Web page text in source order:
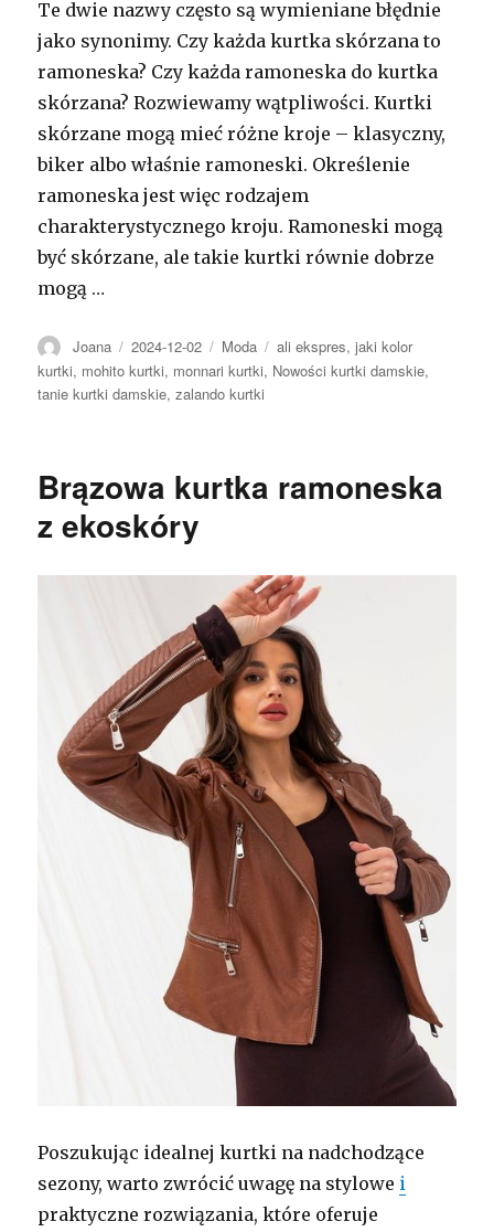
Te dwie nazwy często są wymieniane błędnie
jako synonimy. Czy każda kurtka skórzana to
ramoneska? Czy każda ramoneska do kurtka
skórzana? Rozwiewamy wątpliwości. Kurtki
skórzane mogą mieć różne kroje – klasyczny,
biker albo właśnie ramoneski. Określenie
ramoneska jest więc rodzajem
charakterystycznego kroju. Ramoneski mogą
być skórzane, ale takie kurtki równie dobrze
mogą …
Autor
Joana Opublikowano
2024-12-02 Kategorie
Moda Tagi
ali ekspres,jaki kolor
kurtki, mohito kurtki, monnari kurtki, Nowości kurtki damskie,
tanie kurtki damskie,zalando kurtki
Brązowa kurtka ramoneska
z ekoskóry
Poszukując idealnej kurtki na nadchodzące
sezony, warto zwrócić uwagę na stylowe i
praktyczne rozwiązania, które oferuje